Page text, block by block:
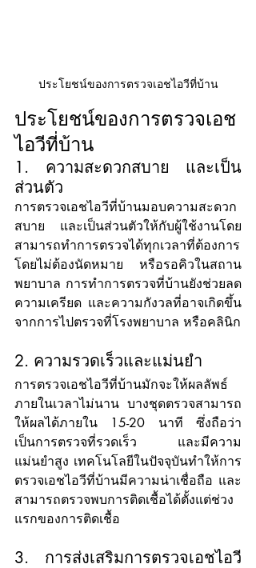
ประโยชน์ของการตรวจเอชไอวีที่บ้าน
ประโยชน์ของการตรวจเอช
ไอวีที่บ้าน
1. ความสะดวกสบาย และเป็น
ส่วนตัว
การตรวจเอชไอวีที่บ้านมอบความสะดวก
สบาย และเป็นส่วนตัวให้กับผู้ใช้งานโดย
สามารถทำการตรวจได้ทุกเวลาที่ต้องการ
โดยไม่ต้องนัดหมาย หรือรอคิวในสถาน
พยาบาล การทำการตรวจที่บ้านยังช่วยลด
ความเครียด และความกังวลที่อาจเกิดขึ้น
จากการไปตรวจที่โรงพยาบาล หรือคลินิก
2. ความรวดเร็วและแม่นยำ
การตรวจเอชไอวีที่บ้านมักจะให้ผลลัพธ์
ภายในเวลาไม่นาน บางชุดตรวจสามารถ
ให้ผลได้ภายใน 15-20 นาที ซึ่งถือว่า
เป็นการตรวจที่รวดเร็ว และมีความ
แม่นยำสูง เทคโนโลยีในปัจจุบันทำให้การ
ตรวจเอชไอวีที่บ้านมีความน่าเชื่อถือ และ
สามารถตรวจพบการติดเชื้อได้ตั้งแต่ช่วง
แรกของการติดเชื้อ
3. การส่งเสริมการตรวจเอชไอวี